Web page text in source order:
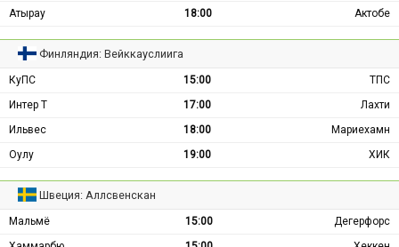
Атырау
18:00 Актобе
Финляндия: Вейккауслиига
КуПС 15:00
ТПС
Интер Т
17:00
Лахти
Ильвес
18:00
Мариехамн
Оулу
19:00 ХИК
Швеция: Аллсвенскан
Мальмё 15:00
Дегерфорс